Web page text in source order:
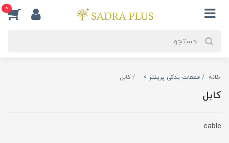
0
خانه قطعات یدکی پرینتر > کابل
کابل
cable